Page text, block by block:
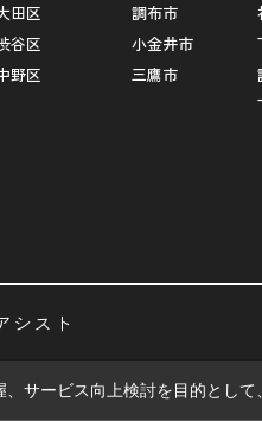
田区
谷区
野区
調布市
小金井市
三鷹市
シスト
サービス向上検討を目的とし